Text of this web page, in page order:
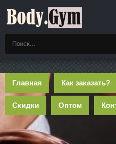
Главная Как заказать?
Скидки Оптом